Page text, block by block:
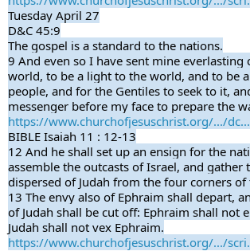
Tuesday April 27
D&C 45:9
The gospel is a standard to the nations.
9 And even so I have sent mine everlasting
world, to be a light to the world, and to be
people, and for the Gentiles to seek to it,
messenger before my face to prepare the
https://www.churchofjesuschrist.org/.../
BIBLE Isaiah 11 : 12-13
12 And he shall set up an ensign for the
assemble the outcasts of Israel, and gather
dispersed of Judah from the four corners of
13 The envy also of Ephraim shall depart,
of Judah shall be cut off: Ephraim shall not
Judah shall not vex Ephraim.
https://www.churchofjesuschrist.org/.../